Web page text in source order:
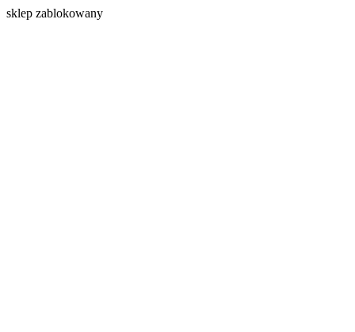
sklep zablokowany